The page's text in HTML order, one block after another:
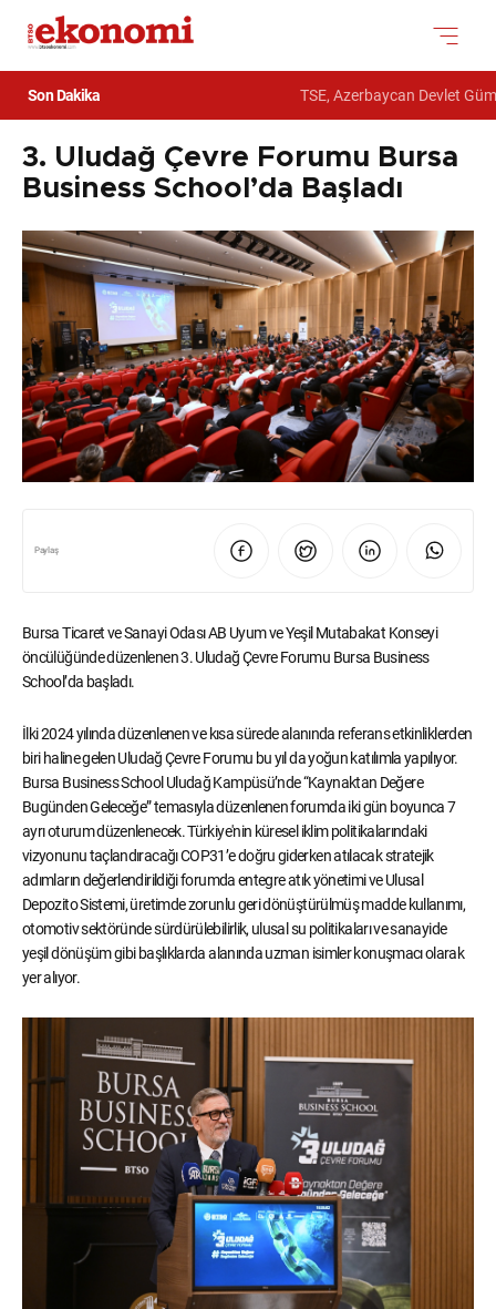
Son Dakika TSE, Azerbaycan Devlet
3. Uludağ Çevre Forumu Bursa
Business School’da Başladı
Paylaş
Bursa Ticaret ve Sanayi Odası AB Uyum ve Yeşil Mutabakat Konseyi
öncülüğünde düzenlenen 3. Uludağ Çevre Forumu Bursa Business
School’da başladı.
İlki 2024 yılında düzenlenen ve kısa sürede alanında referans etkinliklerden
biri haline gelen Uludağ Çevre Forumu bu yıl da yoğun katılımla yapılıyor.
Bursa Business School Uludağ Kampüsü’nde “Kaynaktan Değere
Bugünden Geleceğe” temasıyla düzenlenen forumda iki gün boyunca 7
ayrı oturum düzenlenecek. Türkiye'nin küresel iklim politikalarındaki
vizyonunu taçlandıracağı COP31’e doğru giderken atılacak stratejik
adımların değerlendirildiği forumda entegre atık yönetimi ve Ulusal
Depozito Sistemi, üretimde zorunlu geri dönüştürülmüş madde kullanımı,
otomotiv sektöründe sürdürülebilirlik, ulusal su politikaları ve sanayide
yeşil dönüşüm gibi başlıklarda alanında uzman isimler konuşmacı olarak
yer alıyor.